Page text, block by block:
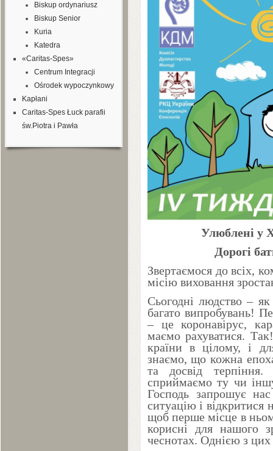
Biskup ordynariusz
Biskup Senior
Kuria
Katedra
«Caritas-Spes»
Centrum Integracji
Ośrodek wypoczynkowy
Kapłani
Caritas-Spes Łuck parafii
św.Piotra i Pawła
Улюблені у
Дорогі
Звертаємося до всіх,
місію виховання
Сьогодні людство –
багато випробувань!
– це коронавірус,
маємо рахуватися.
країни в цілому, і
знаємо, що кожна
та досвід
сприймаємо ту чи
Господь запрошує
ситуацію і
щоб перше місце в
корисні для нашого
чеснотах. Однією з цих